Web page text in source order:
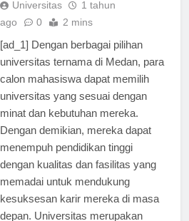
Universitas
1 tahun
[ad_1] Dengan berbagai pilihan
universitas ternama di Medan, para
calon mahasiswa dapat memilih
universitas yang sesuai dengan
minat dan kebutuhan mereka.
Dengan demikian, mereka dapat
menempuh pendidikan tinggi
dengan kualitas dan fasilitas yang
memadai untuk mendukung
kesuksesan karir mereka di masa